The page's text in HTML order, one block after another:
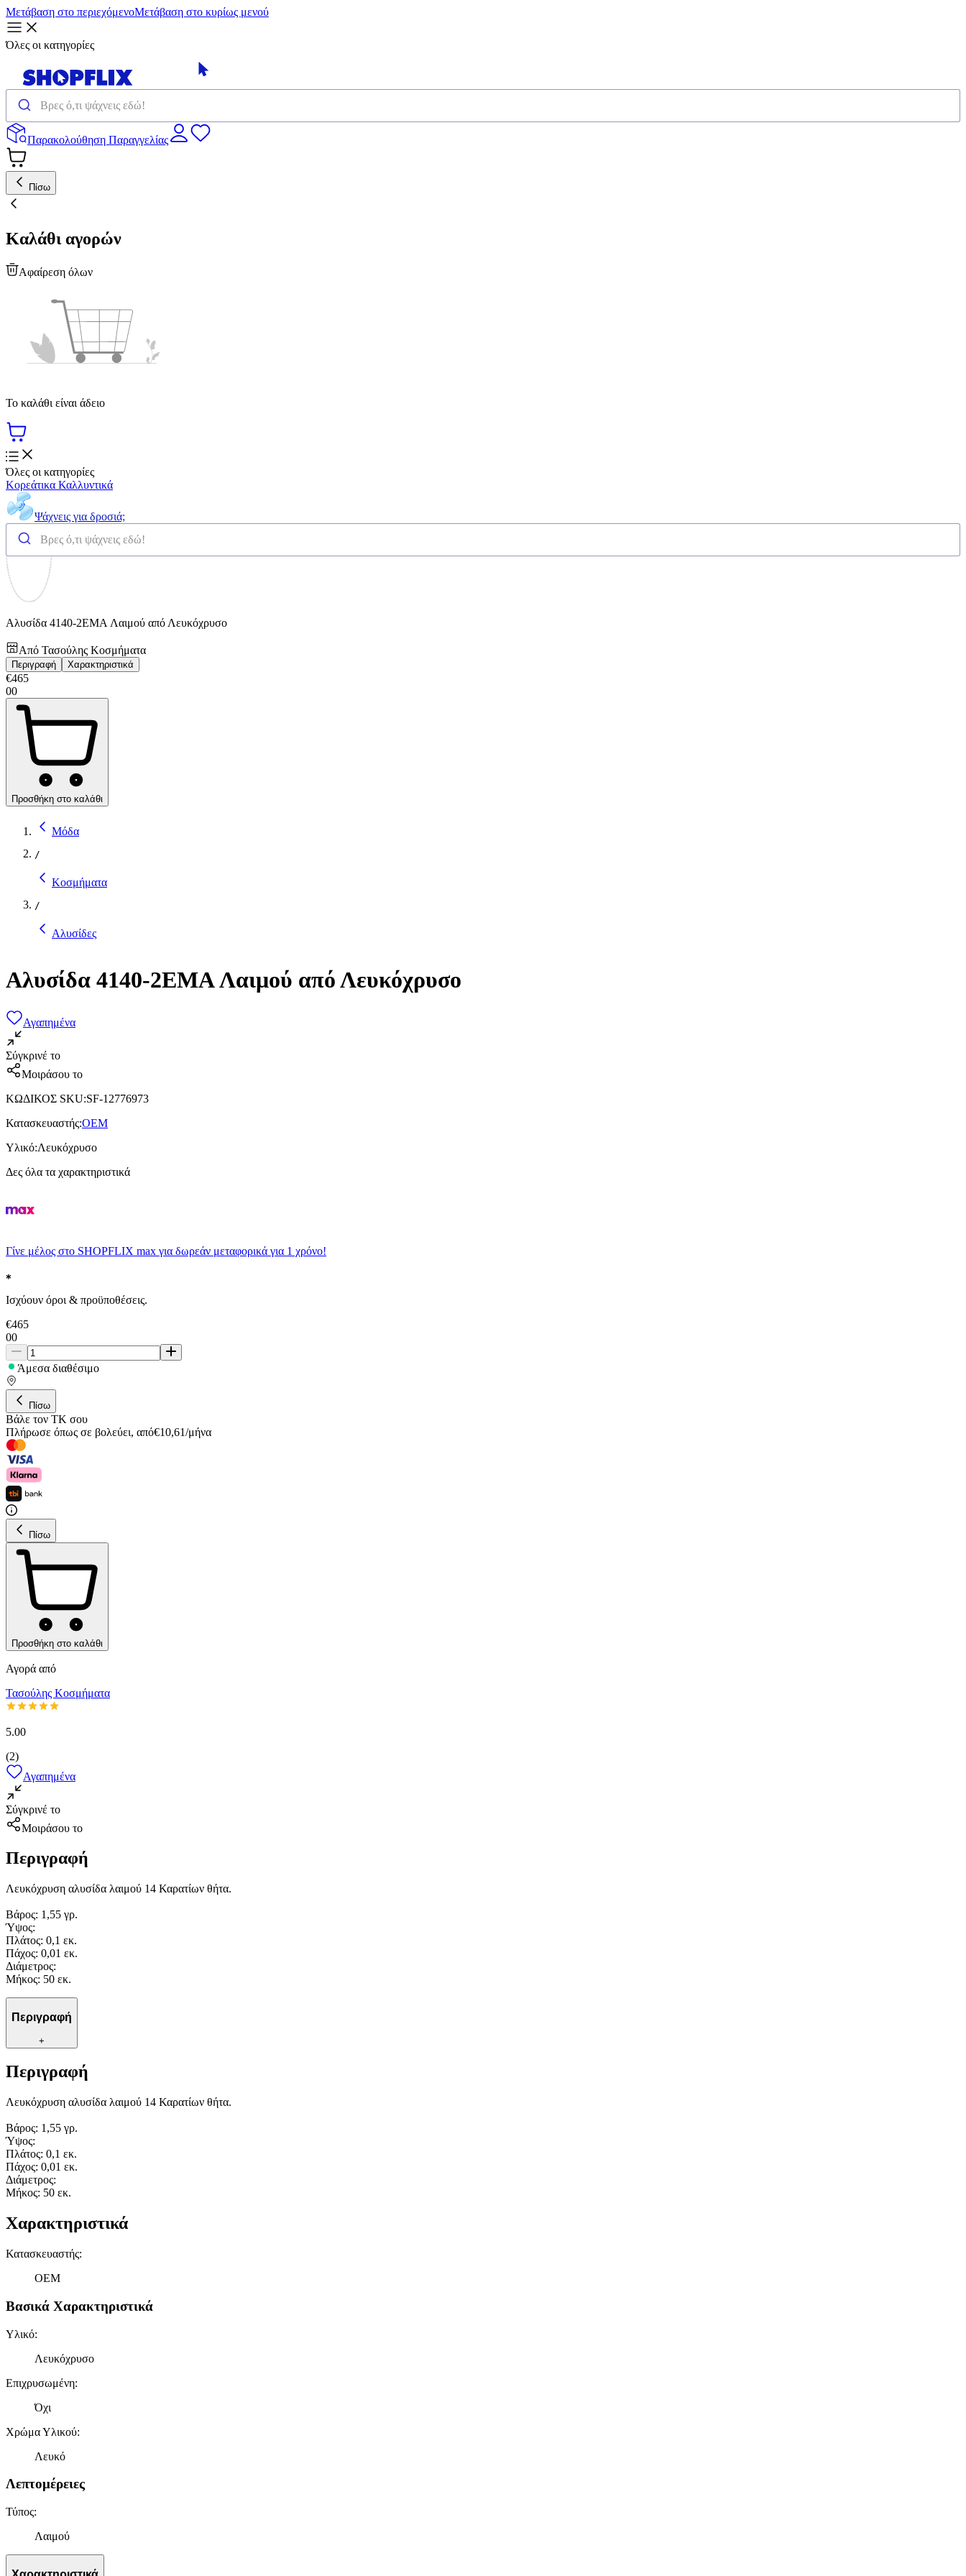
Μετάβαση στο περιεχόμενοΜετάβαση στο κυρίως μενού
Όλες οι κατηγορίες
Παρακολούθηση Παραγγελίας
Πίσω
Καλάθι αγορών
Αφαίρεση όλων
Το καλάθι είναι άδειο
Όλες οι κατηγορίες
Κορεάτικα Καλλυντικά
Ψάχνεις για δροσιά;
Αλυσίδα 4140-2EMA Λαιμού από Λευκόχρυσο
Από Τασούλης Κοσμήματα
Περιγραφή Χαρακτηριστικά
€465
00
Προσθήκη στο καλάθι
Μόδα
/
Κοσμήματα
/
Αλυσίδες
Αλυσίδα 4140-2EMA Λαιμού από Λευκόχρυσο
Αγαπημένα
Σύγκρινέ το
Μοιράσου το
ΚΩΔΙΚΟΣ SKU:SF-12776973
Κατασκευαστής:OEM
Υλικό:Λευκόχρυσο
Δες όλα τα χαρακτηριστικά
Γίνε μέλος στο SHOPFLIX max για δωρεάν μεταφορικά για 1 χρόνο!
Ισχύουν όροι & προϋποθέσεις.
€465
00
Άμεσα διαθέσιμο
Πίσω
Βάλε τον ΤΚ σου
Πλήρωσε όπως σε βολεύει, από€10,61/μήνα
Πίσω
Προσθήκη στο καλάθι
Αγορά από
Τασούλης Κοσμήματα
5.00
(2)
Αγαπημένα
Σύγκρινέ το
Μοιράσου το
Περιγραφή
Λευκόχρυση αλυσίδα λαιμού 14 Καρατίων θήτα.
Βάρος: 1,55 γρ.
Ύψος:
Πλάτος: 0,1 εκ.
Πάχος: 0,01 εκ.
Διάμετρος:
Μήκος: 50 εκ.
Περιγραφή
+
Περιγραφή
Λευκόχρυση αλυσίδα λαιμού 14 Καρατίων θήτα.
Βάρος: 1,55 γρ.
Ύψος:
Πλάτος: 0,1 εκ.
Πάχος: 0,01 εκ.
Διάμετρος:
Μήκος: 50 εκ.
Χαρακτηριστικά
Κατασκευαστής:
OEM
Βασικά Χαρακτηριστικά
Υλικό:
Λευκόχρυσο
Επιχρυσωμένη:
Όχι
Χρώμα Υλικού:
Λευκό
Λεπτομέρειες
Τύπος:
Λαιμού